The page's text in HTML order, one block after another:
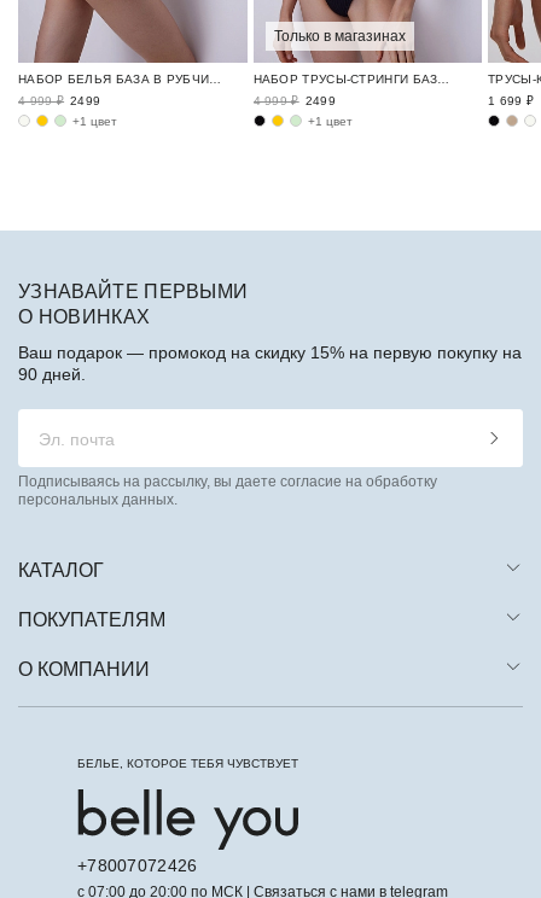
4 999 ₽ 2499
+1 цвет
Только в магазинах
4 999 ₽ 2499
+1 цвет
1 699 ₽
КАТАЛОГ
ПОКУПАТЕЛЯМ
О КОМПАНИИ
УЗНАВАЙТЕ ПЕРВЫМИ
О НОВИНКАХ
Ваш подарок — промокод на скидку 15% на первую покупку на
90 дней.
Подписываясь на рассылку, вы даете согласие на обработку
персональных данных.
БЕЛЬЕ, КОТОРОЕ ТЕБЯ ЧУВСТВУЕТ
+78007072426
с 07:00 до 20:00 по МСК | Связаться с нами в telegram